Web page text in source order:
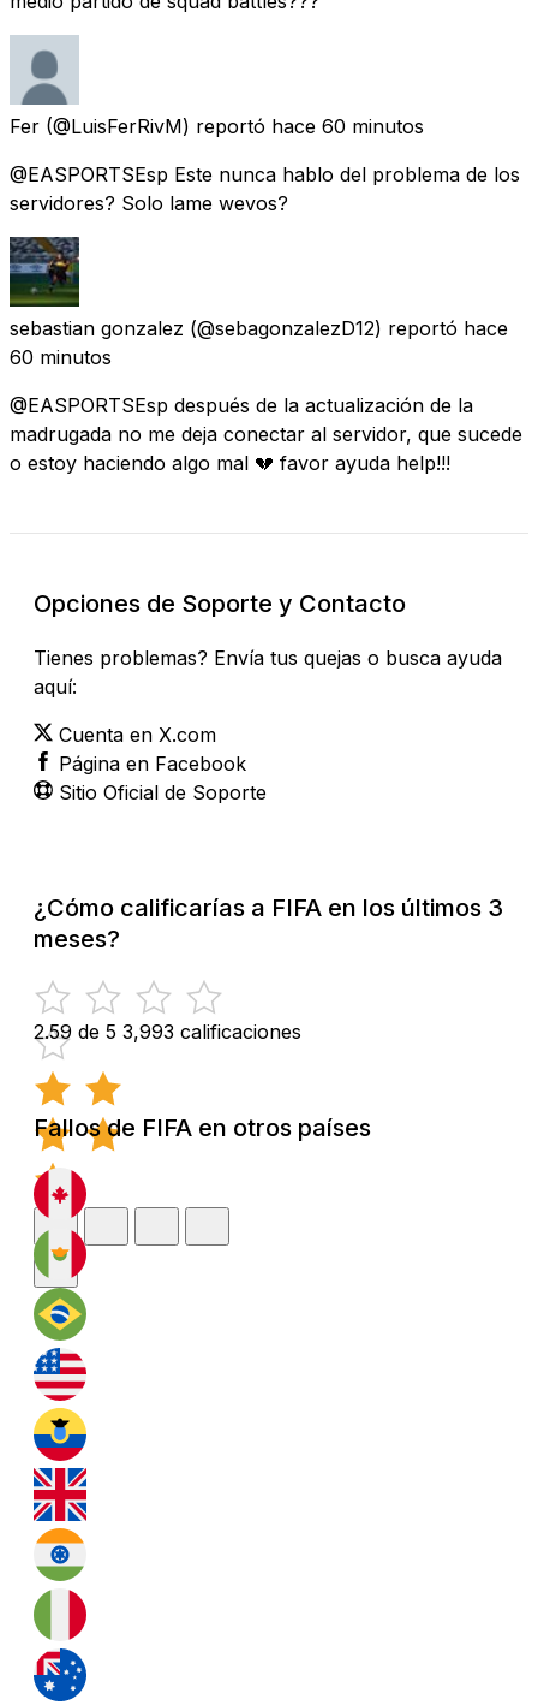
Fer (@LuisFerRivM) reportó hace 60 minutos
@EASPORTSEsp Este nunca hablo del problema de los
servidores? Solo lame wevos?
sebastian gonzalez (@sebagonzalezD12) reportó hace
60 minutos
@EASPORTSEsp después de la actualización de la
madrugada no me deja conectar al servidor, que sucede
o estoy haciendo algo mal 💔 favor ayuda help!!!
Opciones de Soporte y Contacto
Tienes problemas? Envía tus quejas o busca ayuda
aquí:
Cuenta en X.com
Página en Facebook
Sitio Oficial de Soporte
¿Cómo calificarías a FIFA en los últimos 3
meses?
2.59 de 5 3,993 calificaciones
Fallos de FIFA en otros países